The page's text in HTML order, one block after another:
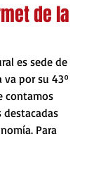
de la
es sede de
por su 43º
contamos
destacadas
Para